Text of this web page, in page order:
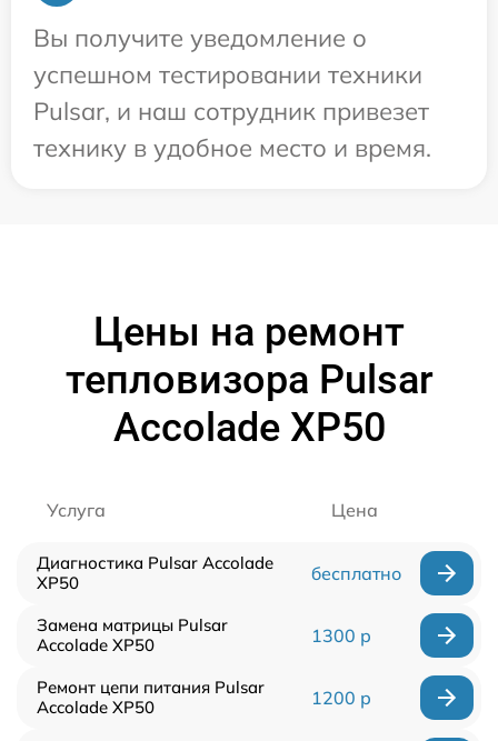
Вы получите уведомление о
успешном тестировании техники
Pulsar, и наш сотрудник привезет
технику в удобное место и время.
Цены на ремонт
тепловизора Pulsar
Accolade XP50
Услуга Цена
Диагностика Pulsar Accolade
XP50
бесплатно
Замена матрицы Pulsar
Accolade XP50
1300 р
Ремонт цепи питания Pulsar
Accolade XP50
1200 р